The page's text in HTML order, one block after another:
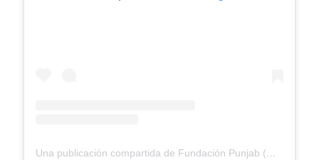
Una publicación compartida de Fundación Punjab (@fundacionpunjab)